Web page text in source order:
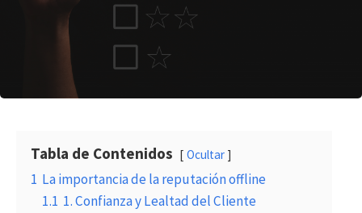
Tabla de Contenidos Ocultar
1 La importancia de la reputación offline
1.1 1. Confianza y Lealtad del Cliente